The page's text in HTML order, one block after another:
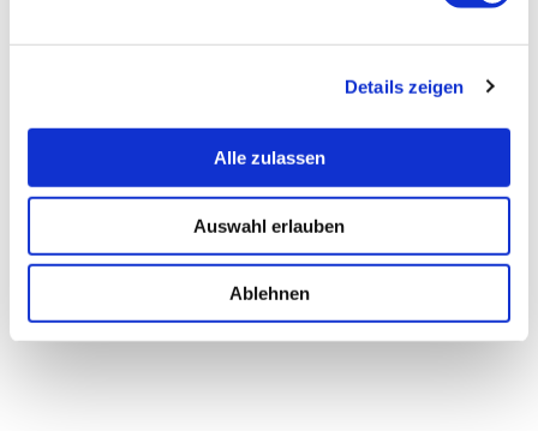
Details zeigen
Alle zulassen
Auswahl erlauben
Ablehnen